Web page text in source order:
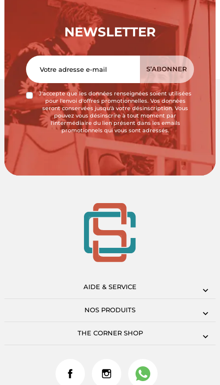
NEWSLETTER
J'accepte que les données renseignées soient utilisées
pour l'envoi d'offres promotionnelles. Vos données
seront conservées jusqu'à votre désinscription. Vous
pouvez vous désinscrire à tout moment par
l'intermédiaire du lien présent dans les emails
promotionnels qui vous sont adressés.
AIDE & SERVICE
NOS PRODUITS
THE CORNER SHOP